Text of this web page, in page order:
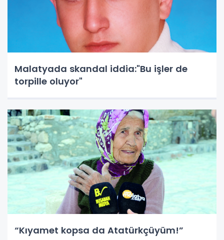
Malatyada skandal iddia:"Bu işler de
torpille oluyor"
“Kıyamet kopsa da Atatürkçüyüm!”